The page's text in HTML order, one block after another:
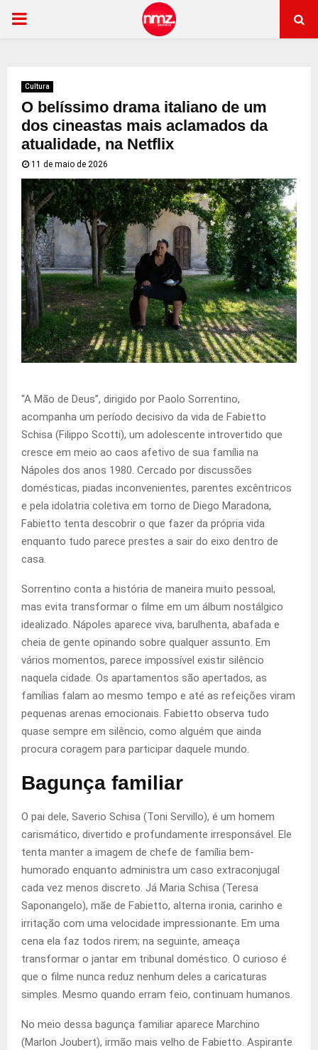
PRIMARY
Cultura
O belíssimo drama italiano de um
dos cineastas mais aclamados da
atualidade, na Netflix
11 de maio de 2026
“A Mão de Deus”, dirigido por Paolo Sorrentino,
acompanha um período decisivo da vida de Fabietto
Schisa (Filippo Scotti), um adolescente introvertido que
cresce em meio ao caos afetivo de sua família na
Nápoles dos anos 1980. Cercado por discussões
domésticas, piadas inconvenientes, parentes excêntricos
e pela idolatria coletiva em torno de Diego Maradona,
Fabietto tenta descobrir o que fazer da própria vida
enquanto tudo parece prestes a sair do eixo dentro de
casa.
Sorrentino conta a história de maneira muito pessoal,
mas evita transformar o filme em um álbum nostálgico
idealizado. Nápoles aparece viva, barulhenta, abafada e
cheia de gente opinando sobre qualquer assunto. Em
vários momentos, parece impossível existir silêncio
naquela cidade. Os apartamentos são apertados, as
famílias falam ao mesmo tempo e até as refeições viram
pequenas arenas emocionais. Fabietto observa tudo
quase sempre em silêncio, como alguém que ainda
procura coragem para participar daquele mundo.
Bagunça familiar
O pai dele, Saverio Schisa (Toni Servillo), é um homem
carismático, divertido e profundamente irresponsável. Ele
tenta manter a imagem de chefe de família bem-
humorado enquanto administra um caso extraconjugal
cada vez menos discreto. Já Maria Schisa (Teresa
Saponangelo), mãe de Fabietto, alterna ironia, carinho e
irritação com uma velocidade impressionante. Em uma
cena ela faz todos rirem; na seguinte, ameaça
transformar o jantar em tribunal doméstico. O curioso é
que o filme nunca reduz nenhum deles a caricaturas
simples. Mesmo quando erram feio, continuam humanos.
No meio dessa bagunça familiar aparece Marchino
(Marlon Joubert), irmão mais velho de Fabietto. Aspirante